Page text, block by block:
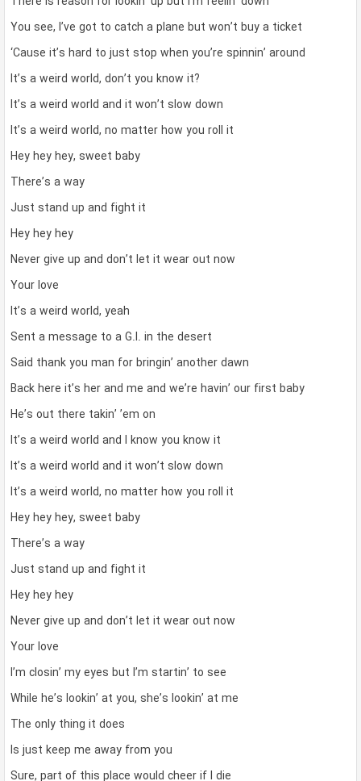
You see, I’ve got to catch a plane but won’t buy a ticket
‘Cause it’s hard to just stop when you’re spinnin’ around
It’s a weird world, don’t you know it?
It’s a weird world and it won’t slow down
It’s a weird world, no matter how you roll it
Hey hey hey, sweet baby
There’s a way
Just stand up and fight it
Hey hey hey
Never give up and don’t let it wear out now
Your love
It’s a weird world, yeah
Sent a message to a G.I. in the desert
Said thank you man for bringin’ another dawn
Back here it’s her and me and we’re havin’ our first baby
He’s out there takin’ ’em on
It’s a weird world and I know you know it
It’s a weird world and it won’t slow down
It’s a weird world, no matter how you roll it
Hey hey hey, sweet baby
There’s a way
Just stand up and fight it
Hey hey hey
Never give up and don’t let it wear out now
Your love
I’m closin’ my eyes but I’m startin’ to see
While he’s lookin’ at you, she’s lookin’ at me
The only thing it does
Is just keep me away from you
Sure, part of this place would cheer if I die